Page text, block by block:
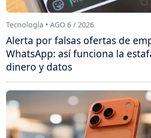
Tecnología • AGO 6 / 2026
Alerta por falsas ofertas de
WhatsApp: así funciona la
dinero y datos